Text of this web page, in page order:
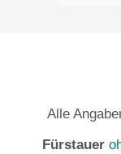
Alle
Fürstauer